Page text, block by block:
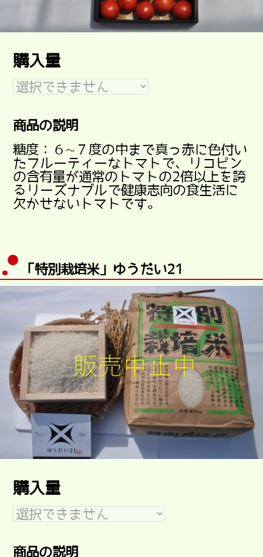
購入量
商品の説明
糖度：６~７度の中まで真っ赤に色付い
たフルーティーなトマトで、リコピン
の含有量が通常のトマトの2倍以上を誇
るリーズナブルで健康志向の食生活に
欠かせないトマトです。
「特別栽培米」ゆうだい21
購入量
商品の説明